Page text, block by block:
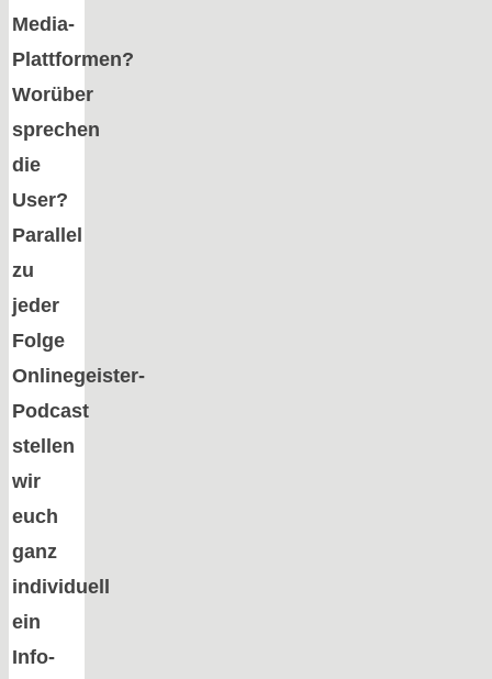
Media-
Plattformen?
Worüber
sprechen
die
User?
Parallel
zu
jeder
Folge
Onlinegeister-
Podcast
stellen
wir
euch
ganz
individuell
ein
Info-